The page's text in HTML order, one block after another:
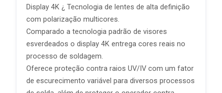
Display 4K ¿ Tecnologia de lentes de alta definição
com polarização multicores.
Comparado a tecnologia padrão de visores
esverdeados o display 4K entrega cores reais no
processo de soldagem.
Oferece proteção contra raios UV/IV com um fator
de escurecimento variável para diversos processos